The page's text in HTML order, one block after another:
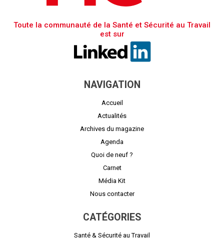
Toute la communauté de la Santé et Sécurité au Travail
est sur
NAVIGATION
Accueil
Actualités
Archives du magazine
Agenda
Quoi de neuf ?
Carnet
Média Kit
Nous contacter
CATÉGORIES
Santé & Sécurité au Travail